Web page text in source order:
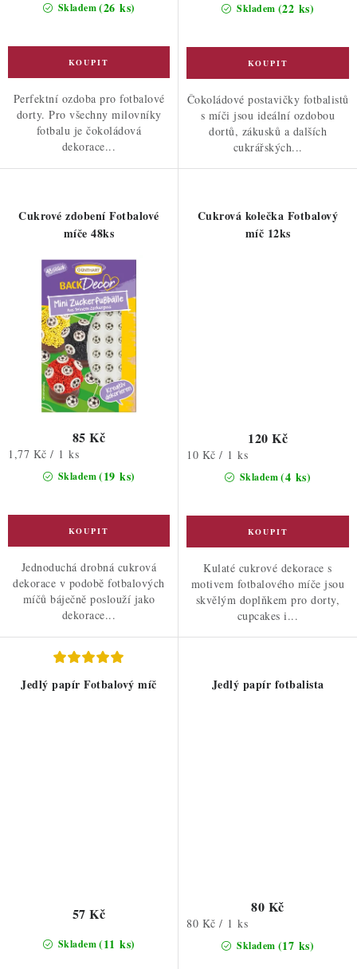
Skladem(26 ks)
Perfektní ozdoba pro fotbalové
dorty. Pro všechny milovníky
fotbalu je čokoládová
dekorace...
Skladem (22 ks)
Čokoládové postavičky fotbalistů
s míči jsou ideální ozdobou
dortů, zákusků a dalších
cukrářských...
Cukrové zdobení Fotbalové
míče 48ks
Skladem(19 ks)
85 Kč
Měrná
1,77 Kč / 1 ks
Jednoduchá drobná cukrová
dekorace v podobě fotbalových
míčů báječně poslouží jako
dekorace...
Cukrová kolečka Fotbalový
míč 12ks
Skladem(4 ks)
120 Kč
Měrná
10 Kč / 1 ks
Kulaté cukrové dekorace s
motivem fotbalového míče jsou
skvělým doplňkem pro dorty,
cupcakes i...
Jedlý papír Fotbalový míč
Skladem(11 ks)
57 Kč
Jedlý papír fotbalista
Skladem (17 ks)
80 Kč
Měrná
80 Kč / 1 ks